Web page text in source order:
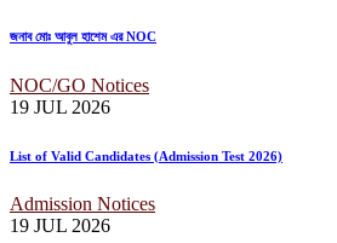
জনাব মোঃ আবুল হাশেম এর NOC
NOC/GO Notices
19 JUL 2026
List of Valid Candidates (Admission Test 2026)
Admission Notices
19 JUL 2026